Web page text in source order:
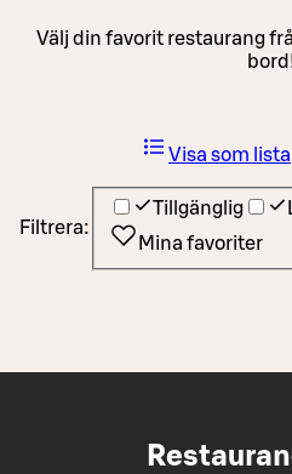
Välj din favorit restaurang
Filtrera:
Tillgänglig
Mina favoriter
Visa som lista